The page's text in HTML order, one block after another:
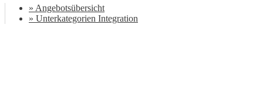
» Angebotsübersicht
» Unterkategorien Integration